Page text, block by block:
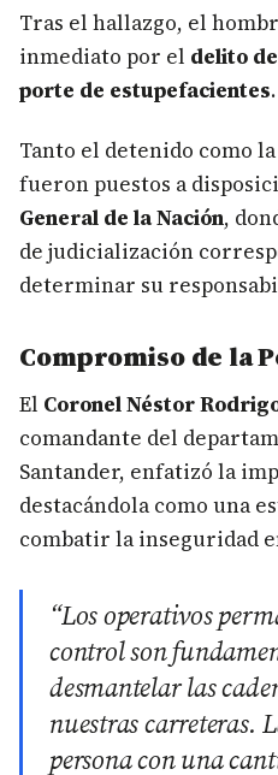
Tras el hallazgo, el
inmediato por el delito
porte de estupefacientes.
Tanto el detenido como
fueron puestos a
General de la Nación,
de judicialización
determinar su
Compromiso de la
El Coronel Néstor
comandante del
Santander, enfatizó la
destacándola como una
combatir la inseguridad
“Los operativos
control son
desmantelar las
nuestras carreteras.
persona con una